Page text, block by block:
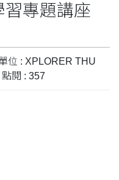
專題講座
位 : XPLORER THU
閱 : 357